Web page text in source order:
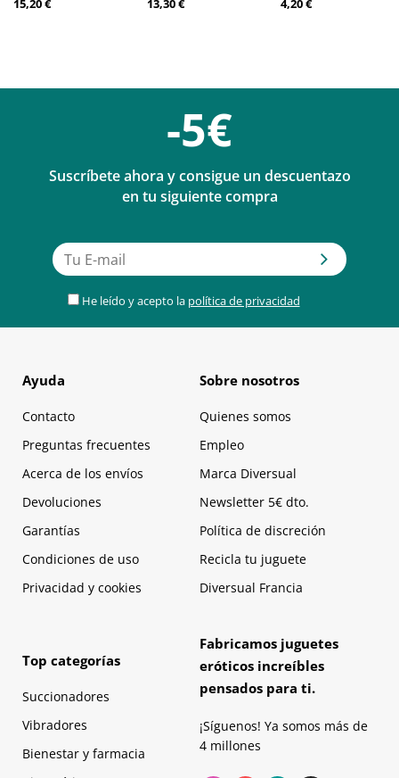
15,20 € 13,30 € 4,20 €
-5€
Suscríbete ahora y consigue un descuentazo
en tu siguiente compra
He leído y acepto la política de privacidad
Ayuda
Contacto
Preguntas frecuentes
Acerca de los envíos
Devoluciones
Garantías
Condiciones de uso
Privacidad y cookies
Sobre nosotros
Quienes somos
Empleo
Marca Diversual
Newsletter 5€ dto.
Política de discreción
Recicla tu juguete
Diversual Francia
Top categorías
Succionadores
Vibradores
Bienestar y farmacia
Fabricamos juguetes
eróticos increíbles
pensados para ti.
¡Síguenos! Ya somos más de
4 millones